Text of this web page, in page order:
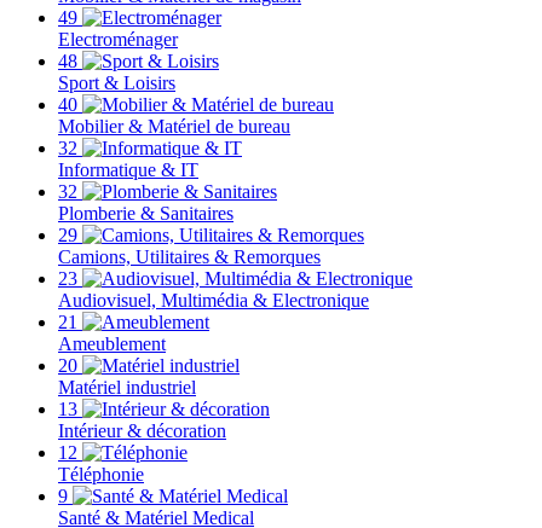
49
Electroménager
48
Sport & Loisirs
40
Mobilier & Matériel de bureau
32
Informatique & IT
32
Plomberie & Sanitaires
29
Camions, Utilitaires & Remorques
23
Audiovisuel, Multimédia & Electronique
21
Ameublement
20
Matériel industriel
13
Intérieur & décoration
12
Téléphonie
9
Santé & Matériel Medical